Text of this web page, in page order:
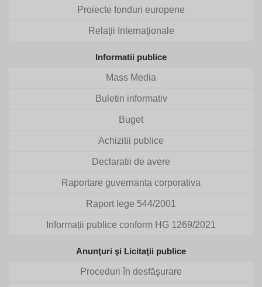
Proiecte fonduri europene
Relaţii Internaţionale
Informatii publice
Mass Media
Buletin informativ
Buget
Achizitii publice
Declaratii de avere
Raportare guvernanta corporativa
Raport lege 544/2001
Informații publice conform HG 1269/2021
Anunţuri şi Licitaţii publice
Proceduri în desfăşurare